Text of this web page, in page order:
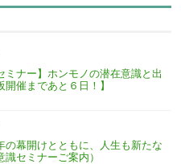
ミナー】ホンモノの潜在意識と出
催まであと６日！】
の幕開けとともに、人生も新たな
セミナーご案内）